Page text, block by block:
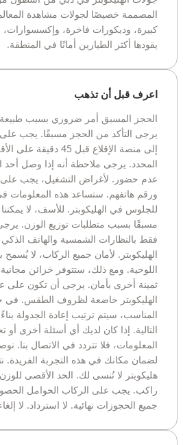
المصممة خصيصًا لجولات مشاهدة المعالم
كبيرة، وديكورات فاخرة، وإكسسوارات،
يقودها أكثر الطيارين أمانًا في المنطقة.
اعرف قبل أن تذهب
الحجز المسبق أمر ضروري بسبب طبيعة
يرجى التأكد من الحجز مسبقًا. يجب على
إلى منصة الإقلاع قبل
المحدد. يرجى ملاحظة أنه إذا وصل أحد
عدم حضور. لأغراض التشغيل، يجب على
ورقم هاتفهم. ستساعد هذه المعلومات في
للجلوس في الهليكوبتر. للأسف، لا
مسبقًا بسبب متطلبات توزيع الوزن.
فقط بالنظارات الشمسية والهاتف
الهليكوبتر. لأمان جميع الركاب، لا
اللوحية. ومع ذلك، ستتوفر خزائن
ثمينة أخرى بأمان. يرجى أن تكون على
الهليكوبتر خاضعة لظروف الطقس. في
المناسب، سيتم ترتيب إعادة الجدولة
التالية. إذا كان لديك أي أسئلة أخرى أو
المعلومات، فلا تتردد في الاتصال بنا.
لضمان مكانك في هذه التجربة الفريدة.
راكب. يجب على الركاب الحوامل
جميع الحجوزات نهائية. لا استرداد. لا